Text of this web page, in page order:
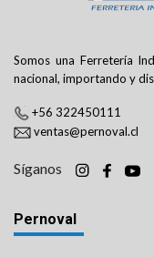
Somos una Ferretería
nacional, importando y
+56 322450111
ventas@pernoval.cl
Síganos
Pernoval